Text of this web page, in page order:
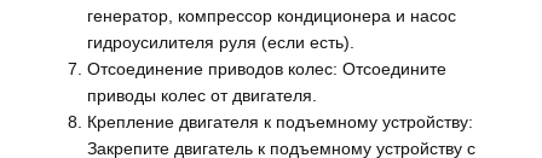
генератор, компрессор кондиционера и насос
гидроусилителя руля (если есть).
Отсоединение приводов колес: Отсоедините
приводы колес от двигателя.
Крепление двигателя к подъемному устройству:
Закрепите двигатель к подъемному устройству с